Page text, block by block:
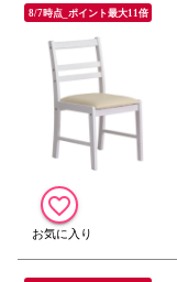
8/7時点_ポイント最大11倍